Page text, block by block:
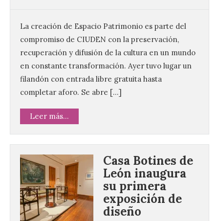
La creación de Espacio Patrimonio es parte del
compromiso de CIUDEN con la preservación,
recuperación y difusión de la cultura en un mundo
en constante transformación. Ayer tuvo lugar un
filandón con entrada libre gratuita hasta
completar aforo. Se abre […]
Leer más...
Casa Botines de
León inaugura
su primera
exposición de
diseño